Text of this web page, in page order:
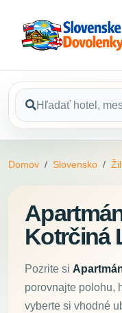
Domov Slovensko
Kotrčiná
Pozrite si
porovnajte polohu,
vyberte si vhodné